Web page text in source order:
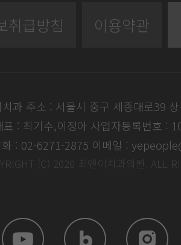
취급방침 이용약관
과 주소 : 서울시 중구 세종대로39
표 : 최기수,이정아 사업자등록번호 :
: 02-6271-2875 이메일 :
(C) 2020 최앤이치과의원. ALL